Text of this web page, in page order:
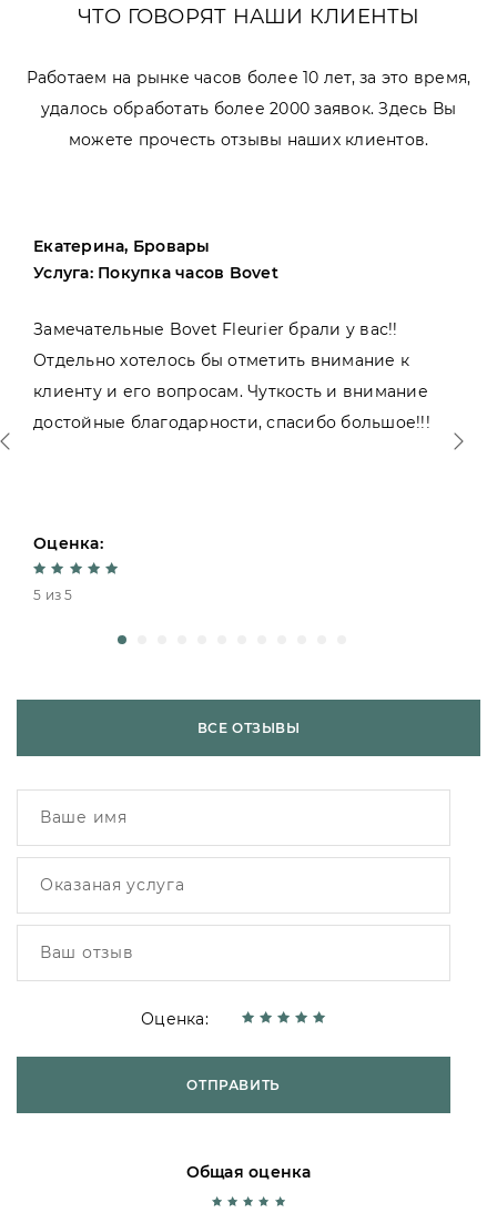
ЧТО ГОВОРЯТ НАШИ КЛИЕНТЫ
Работаем на рынке часов более 10 лет, за это время,
удалось обработать более 2000 заявок. Здесь Вы
можете прочесть отзывы наших клиентов.
Екатерина, Бровары
Услуга: Покупка часов Bovet
Замечательные Bovet Fleurier брали у вас!!
Отдельно хотелось бы отметить внимание к
клиенту и его вопросам. Чуткость и внимание
достойные благодарности, спасибо большое!!!
Оценка:
5 из 5
ВСЕ ОТЗЫВЫ
Оценка:
ОТПРАВИТЬ
Общая оценка